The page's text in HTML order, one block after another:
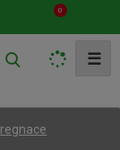
0
h
l
☰